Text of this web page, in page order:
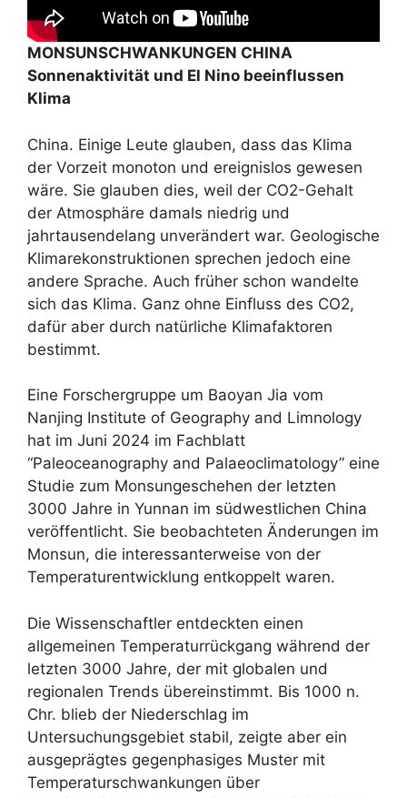
MONSUNSCHWANKUNGEN CHINA
Sonnenaktivität und El Nino beeinflussen
Klima
China. Einige Leute glauben, dass das Klima
der Vorzeit monoton und ereignislos gewesen
wäre. Sie glauben dies, weil der CO2-Gehalt
der Atmosphäre damals niedrig und
jahrtausendelang unverändert war. Geologische
Klimarekonstruktionen sprechen jedoch eine
andere Sprache. Auch früher schon wandelte
sich das Klima. Ganz ohne Einfluss des CO2,
dafür aber durch natürliche Klimafaktoren
bestimmt.
Eine Forschergruppe um Baoyan Jia vom
Nanjing Institute of Geography and Limnology
hat im Juni 2024 im Fachblatt
“Paleoceanography and Palaeoclimatology” eine
Studie zum Monsungeschehen der letzten
3000 Jahre in Yunnan im südwestlichen China
veröffentlicht. Sie beobachteten Änderungen im
Monsun, die interessanterweise von der
Temperaturentwicklung entkoppelt waren.
Die Wissenschaftler entdeckten einen
allgemeinen Temperaturrückgang während der
letzten 3000 Jahre, der mit globalen und
regionalen Trends übereinstimmt. Bis 1000 n.
Chr. blieb der Niederschlag im
Untersuchungsgebiet stabil, zeigte aber ein
ausgeprägtes gegenphasiges Muster mit
Temperaturschwankungen über